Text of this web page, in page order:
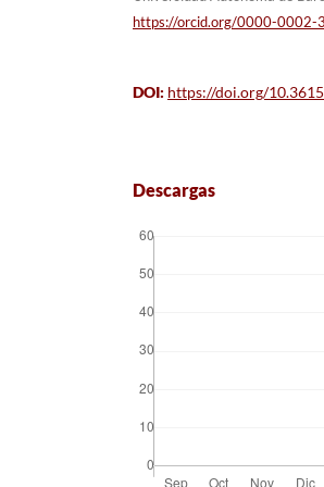
https://orcid.org/0000-0002-
DOI: https://doi.org/
Descargas